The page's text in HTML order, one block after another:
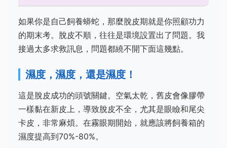
如果你是自己飼養蟒蛇，那麼脫皮期就是你照顧功力
的期末考。脫皮不順，往往是環境設置出了問題。我
接過太多求救訊息，問題都繞不開下面這幾點。
濕度，濕度，還是濕度！
這是脫皮成功的頭號關鍵。空氣太乾，舊皮會像膠帶
一樣黏在新皮上，導致脫皮不全，尤其是眼瞼和尾尖
卡皮，非常麻煩。在霧眼期開始，就應該將飼養箱的
濕度提高到70%-80%。